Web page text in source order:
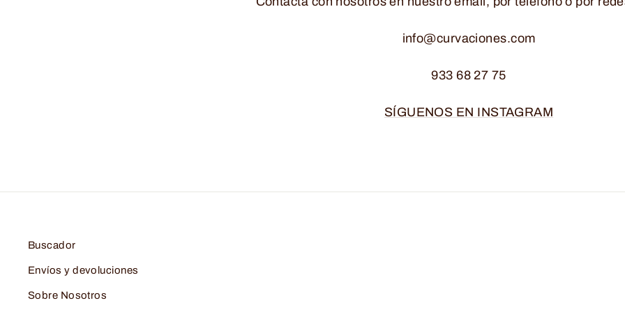
info@curvaciones.com
933 68 27 75
SÍGUENOS EN INSTAGRAM
Buscador
Envíos y devoluciones
Sobre Nosotros